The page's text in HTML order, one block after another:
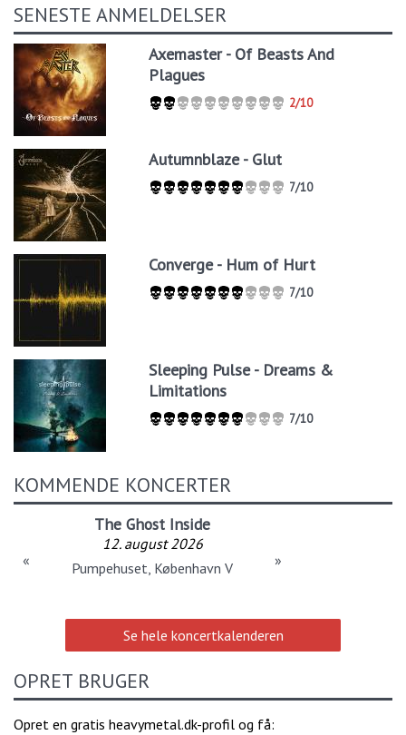
SENESTE ANMELDELSER
Axemaster - Of Beasts And
Plagues
2/10
Autumnblaze - Glut
7/10
Converge - Hum of Hurt
7/10
Sleeping Pulse - Dreams &
Limitations
7/10
KOMMENDE KONCERTER
The Ghost Inside
12. august 2026
Pumpehuset, København V
« »
Se hele koncertkalenderen
OPRET BRUGER
Opret en gratis heavymetal.dk-profil og få: